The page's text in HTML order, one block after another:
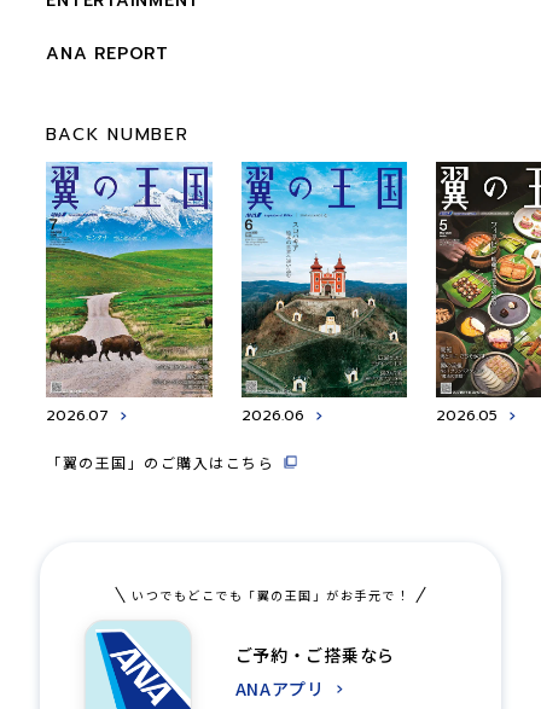
ANA REPORT
BACK NUMBER
2026.07 2026.06 2026.05
「翼の王国」のご購入はこちら
いつでもどこでも「翼の王国」がお手元で！
ご予約・ご搭乗なら
ANAアプリ